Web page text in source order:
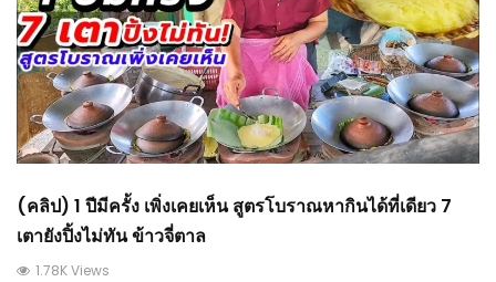
(คลิป) 1 ปีมีครั้ง เพิ่งเคยเห็น สูตรโบราณหากินได้ที่เดียว 7
เตายังปิ้งไม่ทัน ข้าวจี่ตาล
1.78K Views